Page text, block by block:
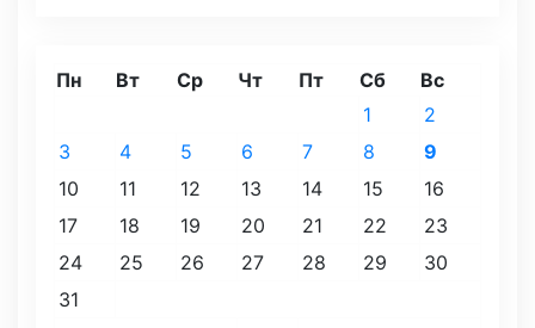
Пн Вт Ср Чт Пт Сб Вс
1
2
3
4 5 6 7 8
9
10
11 12 13 14 15
16
17
18 19 20 21 22
23
24
25 26 27 28 29
30
31